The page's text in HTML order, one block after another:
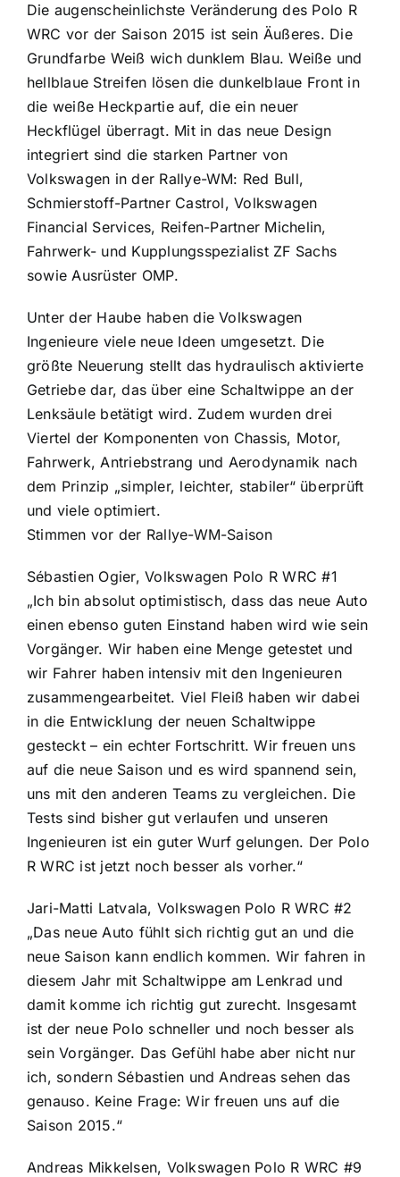
Die augenscheinlichste Veränderung des Polo R
WRC vor der Saison 2015 ist sein Äußeres. Die
Grundfarbe Weiß wich dunklem Blau. Weiße und
hellblaue Streifen lösen die dunkelblaue Front in
die weiße Heckpartie auf, die ein neuer
Heckflügel überragt. Mit in das neue Design
integriert sind die starken Partner von
Volkswagen in der Rallye-WM: Red Bull,
Schmierstoff-Partner Castrol, Volkswagen
Financial Services, Reifen-Partner Michelin,
Fahrwerk- und Kupplungsspezialist ZF Sachs
sowie Ausrüster OMP.
Unter der Haube haben die Volkswagen
Ingenieure viele neue Ideen umgesetzt. Die
größte Neuerung stellt das hydraulisch aktivierte
Getriebe dar, das über eine Schaltwippe an der
Lenksäule betätigt wird. Zudem wurden drei
Viertel der Komponenten von Chassis, Motor,
Fahrwerk, Antriebstrang und Aerodynamik nach
dem Prinzip „simpler, leichter, stabiler“ überprüft
und viele optimiert.
Stimmen vor der Rallye-WM-Saison
Sébastien Ogier, Volkswagen Polo R WRC #1
„Ich bin absolut optimistisch, dass das neue Auto
einen ebenso guten Einstand haben wird wie sein
Vorgänger. Wir haben eine Menge getestet und
wir Fahrer haben intensiv mit den Ingenieuren
zusammengearbeitet. Viel Fleiß haben wir dabei
in die Entwicklung der neuen Schaltwippe
gesteckt – ein echter Fortschritt. Wir freuen uns
auf die neue Saison und es wird spannend sein,
uns mit den anderen Teams zu vergleichen. Die
Tests sind bisher gut verlaufen und unseren
Ingenieuren ist ein guter Wurf gelungen. Der Polo
R WRC ist jetzt noch besser als vorher.“
Jari-Matti Latvala, Volkswagen Polo R WRC #2
„Das neue Auto fühlt sich richtig gut an und die
neue Saison kann endlich kommen. Wir fahren in
diesem Jahr mit Schaltwippe am Lenkrad und
damit komme ich richtig gut zurecht. Insgesamt
ist der neue Polo schneller und noch besser als
sein Vorgänger. Das Gefühl habe aber nicht nur
ich, sondern Sébastien und Andreas sehen das
genauso. Keine Frage: Wir freuen uns auf die
Saison 2015.“
Andreas Mikkelsen, Volkswagen Polo R WRC #9